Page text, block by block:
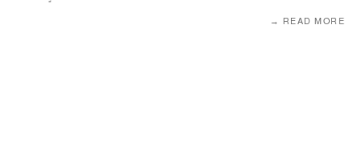
READ MORE →